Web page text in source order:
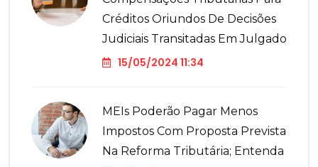
Créditos Oriundos De Decisões
Judiciais Transitadas Em Julgado
15/05/2024 11:34
MEIs Poderão Pagar Menos
Impostos Com Proposta Prevista
Na Reforma Tributária; Entenda